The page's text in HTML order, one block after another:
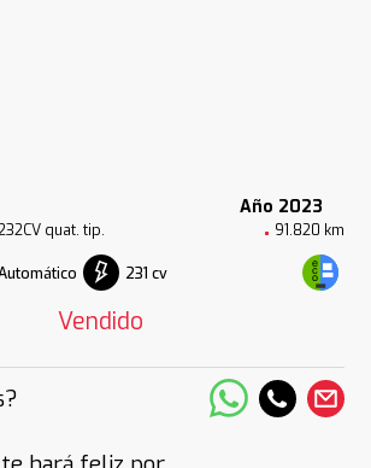
Año 2023
quat. tip. 91.820 km
231 cv
Vendido